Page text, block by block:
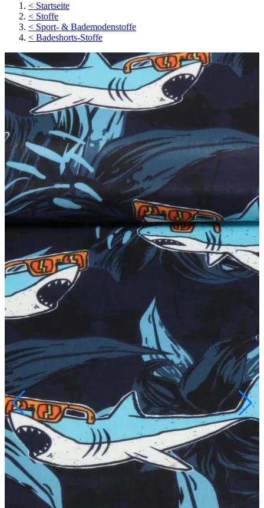
< Startseite
< Stoffe
< Sport- & Bademodenstoffe
< Badeshorts-Stoffe